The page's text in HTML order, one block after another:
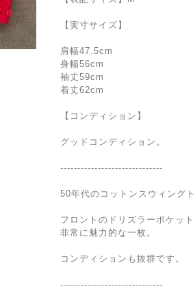
【実寸サイズ】
肩幅47.5cm
身幅56cm
袖丈59cm
着丈62cm
【コンディション】
グッドコンディション。
------------------------------
50年代のコットンスウィング
フロントのドリズラーポケッ
非常に魅力的な一枚。
コンディションも抜群です。
------------------------------